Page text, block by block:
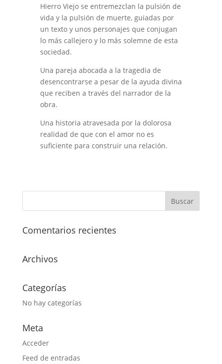
Hierro Viejo se entremezclan la pulsión de
vida y la pulsión de muerte, guiadas por
un texto y unos personajes que conjugan
lo más callejero y lo más solemne de esta
sociedad.
Una pareja abocada a la tragedia de
desencontrarse a pesar de la ayuda divina
que reciben a través del narrador de la
obra.
Una historia atravesada por la dolorosa
realidad de que con el amor no es
suficiente para construir una relación.
Comentarios recientes
Archivos
Categorías
No hay categorías
Meta
Acceder
Feed de entradas